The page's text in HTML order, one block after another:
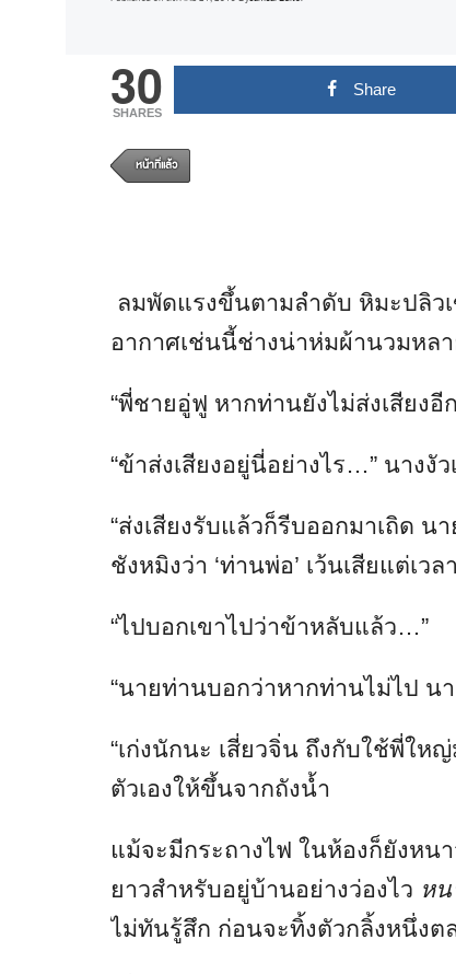
30
SHARES
Share
หน้าที่แล้ว
ลมพัดแรงขึ้นตามลำดับ หิมะปลิว
อากาศเช่นนี้ช่างน่าห่มผ้านวมหล
“พี่ชายอู่ฟู หากท่านยังไม่ส่งเสียงอี
“ข้าส่งเสียงอยู่นี่อย่างไร…” นาง
“ส่งเสียงรับแล้วก็รีบออกมาเถิด น
ชังหมิงว่า ‘ท่านพ่อ’ เว้นเสียแต่เว
“ไปบอกเขาไปว่าข้าหลับแล้ว…”
“นายท่านบอกว่าหากท่านไม่ไป น
“เก่งนักนะ เสี่ยวจิ่น ถึงกับใช้พี่ใ
ตัวเองให้ขึ้นจากถังน้ำ
แม้จะมีกระถางไฟ ในห้องก็ยังหน
ยาวสำหรับอยู่บ้านอย่างว่องไว หน
ไม่ทันรู้สึก ก่อนจะทิ้งตัวกลิ้งหนึ่ง